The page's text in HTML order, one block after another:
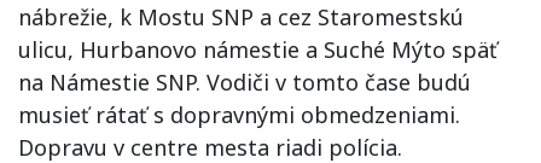
nábrežie, k Mostu SNP a cez Staromestskú
ulicu, Hurbanovo námestie a Suché Mýto späť
na Námestie SNP. Vodiči v tomto čase budú
musieť rátať s dopravnými obmedzeniami.
Dopravu v centre mesta riadi polícia.